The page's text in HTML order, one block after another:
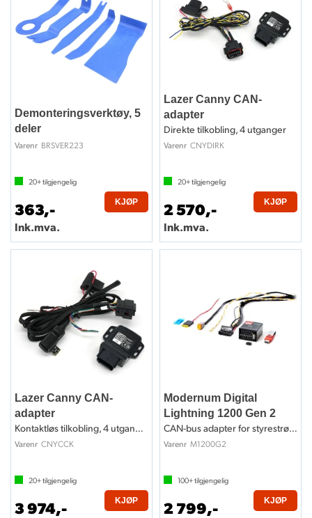
Demonteringsverktøy, 5
deler
Varenr BRSVER223
20+tilgjengelig
363,-
Ink.mva.
KJØP
Lazer Canny CAN-
adapter
Direkte tilkobling, 4 utganger
Varenr CNYDIRK
20+tilgjengelig
2 570,-
Ink.mva.
KJØP
Lazer Canny CAN-
adapter
Kontaktløs tilkobling, 4 utganger
Varenr CNYCCK
20+tilgjengelig
3 974,- KJØP
Modernum Digital
Lightning 1200 Gen 2
CAN-bus adapter for styrestrøm / lys
Varenr M1200G2
100+tilgjengelig
2 799,- KJØP